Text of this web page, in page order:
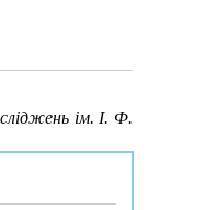
ім. І. Ф.